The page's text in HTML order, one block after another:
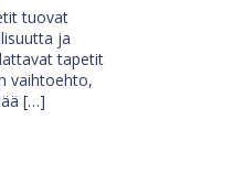
tuovat
ja
tapetit
vaihtoehto,
[…]